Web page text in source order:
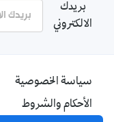
بريدك
الالكتروني
سياسة الخصوصية
الأحكام والشروط